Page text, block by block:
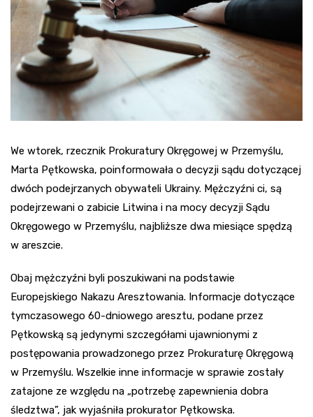
We wtorek, rzecznik Prokuratury Okręgowej w Przemyślu,
Marta Pętkowska, poinformowała o decyzji sądu dotyczącej
dwóch podejrzanych obywateli Ukrainy. Mężczyźni ci, są
podejrzewani o zabicie Litwina i na mocy decyzji Sądu
Okręgowego w Przemyślu, najbliższe dwa miesiące spędzą
w areszcie.
Obaj mężczyźni byli poszukiwani na podstawie
Europejskiego Nakazu Aresztowania. Informacje dotyczące
tymczasowego 60-dniowego aresztu, podane przez
Pętkowską są jedynymi szczegółami ujawnionymi z
postępowania prowadzonego przez Prokuraturę Okręgową
w Przemyślu. Wszelkie inne informacje w sprawie zostały
zatajone ze względu na „potrzebę zapewnienia dobra
śledztwa”, jak wyjaśniła prokurator Pętkowska.